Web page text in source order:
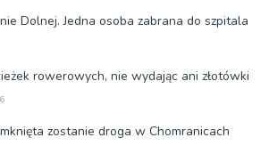
Dolnej. Jedna osoba zabrana do szpitala
rowerowych, nie wydając ani złotówki
zostanie droga w Chomranicach